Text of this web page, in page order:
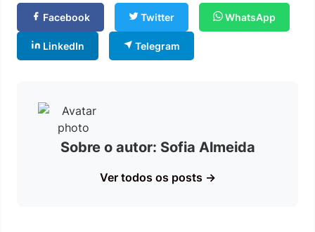
Facebook Twitter WhatsApp
LinkedIn Telegram
Sobre o autor: Sofia Almeida
Ver todos os posts →